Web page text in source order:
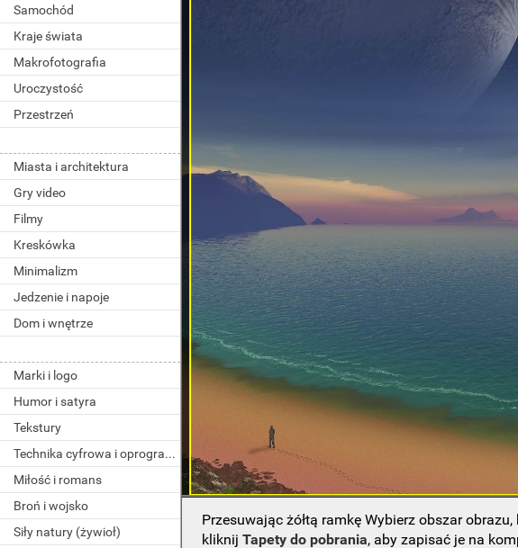
Samochód
Kraje świata
Makrofotografia
Uroczystość
Przestrzeń
Miasta i architektura
Gry video
Filmy
Kreskówka
Minimalizm
Jedzenie i napoje
Dom i wnętrze
Marki i logo
Humor i satyra
Tekstury
Technika cyfrowa i oprogramowanie
Miłość i romans
Broń i wojsko
Siły natury (żywioł)
Przesuwając żółtą ramkę Wybierz obszar
kliknijTapety do pobrania, aby zapisać je na